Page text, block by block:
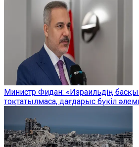
Министр Фидан: «Израильдің
тоқтатылмаса, дағдарыс бүкіл